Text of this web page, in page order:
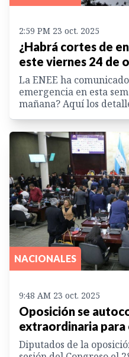
2:59 PM 23 oct. 2025
¿Habrá cortes de
este viernes 24 de
La ENEE ha
emergencia en esta
mañana? Aquí los
NACIONALES
9:48 AM 23 oct. 2025
Oposición se
extraordinaria
Diputados de la